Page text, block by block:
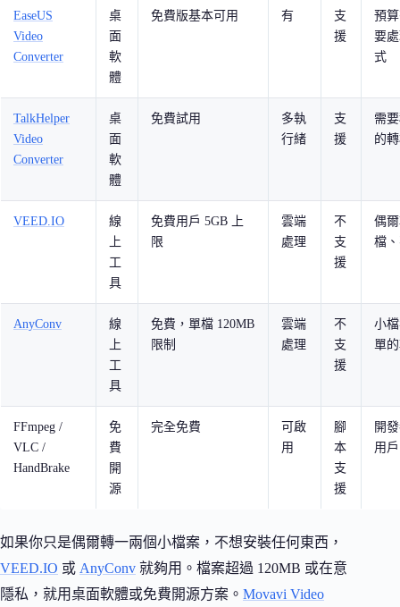
EaseUS
Video
Converter
桌
面
軟
體
免費版基本可用 有
支
援
預
要
式
TalkHelper
Video
Converter
桌
面
軟
體
免費試用
多執
行緒
支
援
需
的
VEED.IO
線
上
工
具
免費用戶 5GB 上
限
雲端
處理
不
支
援
偶
檔
AnyConv
線
上
工
具
免費，單檔 120MB
限制
雲端
處理
不
支
援
小
單
FFmpeg /
VLC /
HandBrake
免
費
開
源
完全免費
可啟
用
腳
本
支
援
開
用戶
如果你只是偶爾轉一兩個小檔案，不想安裝任何東西，
VEED.IO 或 AnyConv 就夠用。檔案超過 120MB 或在意
隱私，就用桌面軟體或免費開源方案。 Movavi Video